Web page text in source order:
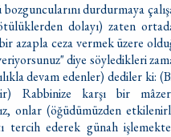
durdurmaya
dolayı) zaten
azapla ceza vermek üzere
diye söyledikleri
devam edenler) dediler ki:
Rabbinize karşı bir
onlar (öğüdümüzden
tercih ederek günah